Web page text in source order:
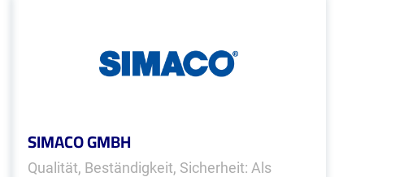
SIMACO GMBH
Qualität, Beständigkeit, Sicherheit: Als